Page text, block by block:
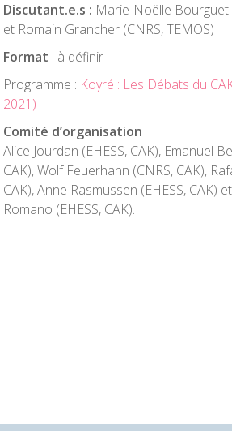
Discutant.e.s : Marie-Noëlle Bourguet
et Romain Grancher (CNRS, TEMOS)
Format : à définir
Programme : Koyré : Les Débats du
2021)
Comité d’organisation
Alice Jourdan (EHESS, CAK), Emanuel
CAK), Wolf Feuerhahn (CNRS, CAK),
CAK), Anne Rasmussen (EHESS, CAK)
Romano (EHESS, CAK).